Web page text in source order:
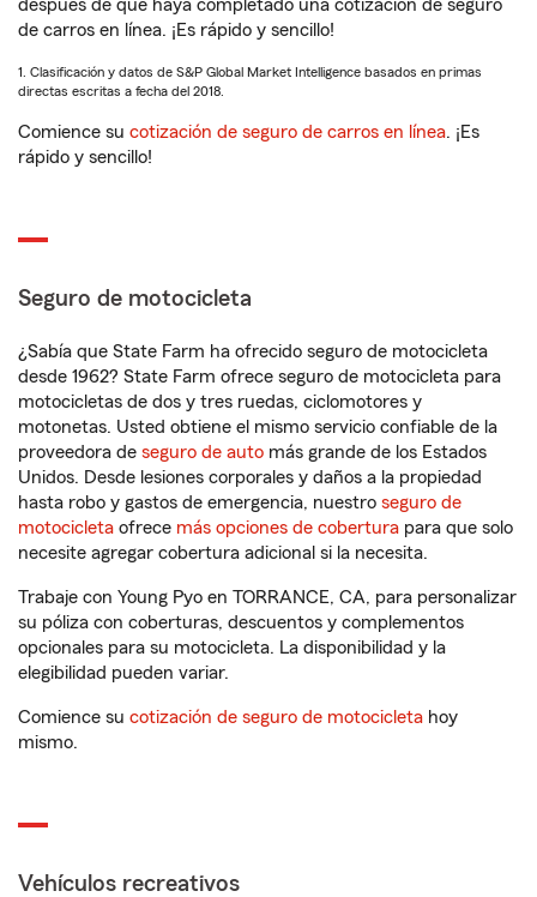
después de que haya completado una cotización de seguro
de carros en línea. ¡Es rápido y sencillo!
1. Clasificación y datos de S&P Global Market Intelligence basados en primas
directas escritas a fecha del 2018.
Comience su cotización de seguro de carros en línea. ¡Es
rápido y sencillo!
Seguro de motocicleta
¿Sabía que State Farm ha ofrecido seguro de motocicleta
desde 1962? State Farm ofrece seguro de motocicleta para
motocicletas de dos y tres ruedas, ciclomotores y
motonetas. Usted obtiene el mismo servicio confiable de la
proveedora de seguro de auto más grande de los Estados
Unidos. Desde lesiones corporales y daños a la propiedad
hasta robo y gastos de emergencia, nuestro seguro de
motocicleta ofrece más opciones de cobertura para que solo
necesite agregar cobertura adicional si la necesita.
Trabaje con Young Pyo en TORRANCE, CA, para personalizar
su póliza con coberturas, descuentos y complementos
opcionales para su motocicleta. La disponibilidad y la
elegibilidad pueden variar.
Comience su cotización de seguro de motocicleta hoy
mismo.
Vehículos recreativos